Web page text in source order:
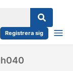
Registrera sig